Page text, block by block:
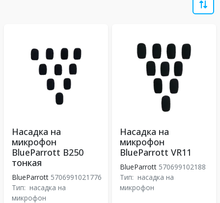
Насадка на
микрофон
BlueParrott B250
тонкая
BlueParrott 5706991021776
Тип: насадка на
микрофон
Насадка на
микрофон
BlueParrott VR11
BlueParrott 570699102188
Тип: насадка на
микрофон